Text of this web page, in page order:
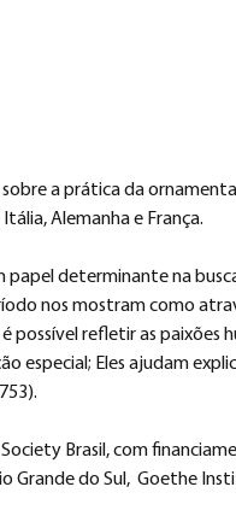
a prática da
Alemanha e França.
papel determinante na
nos mostram como
possível refletir as paixões
especial; Eles ajudam
Brasil, com
Grande do Sul,  Goethe